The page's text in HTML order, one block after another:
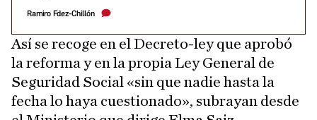
Ramiro Fdez-Chillón
Así se recoge en el Decreto-ley que aprobó
la reforma y en la propia Ley General de
Seguridad Social «sin que nadie hasta la
fecha lo haya cuestionado», subrayan desde